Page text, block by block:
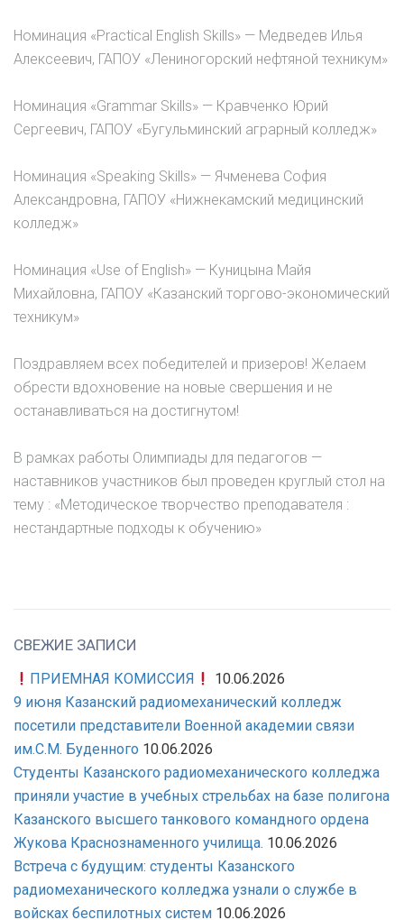
Номинация «Practical English Skills» — Медведев Илья
Алексеевич, ГАПОУ «Лениногорский нефтяной техникум»
Номинация «Grammar Skills» — Кравченко Юрий
Сергеевич, ГАПОУ «Бугульминский аграрный колледж»
Номинация «Speaking Skills» — Ячменева София
Александровна, ГАПОУ «Нижнекамский медицинский
колледж»
Номинация «Use of English» — Куницына Майя
Михайловна, ГАПОУ «Казанский торгово-экономический
техникум»
Поздравляем всех победителей и призеров! Желаем
обрести вдохновение на новые свершения и не
останавливаться на достигнутом!
В рамках работы Олимпиады для педагогов —
наставников участников был проведен круглый стол на
тему : «Методическое творчество преподавателя :
нестандартные подходы к обучению»
СВЕЖИЕ ЗАПИСИ
ПРИЕМНАЯ КОМИССИЯ
10.06.2026
9 июня Казанский радиомеханический колледж
посетили представители Военной академии связи
им.С.М. Буденного 10.06.2026
Студенты Казанского радиомеханического колледжа
приняли участие в учебных стрельбах на базе полигона
Казанского высшего танкового командного ордена
Жукова Краснознаменного училища. 10.06.2026
Встреча с будущим: студенты Казанского
радиомеханического колледжа узнали о службе в
войсках беспилотных систем 10.06.2026